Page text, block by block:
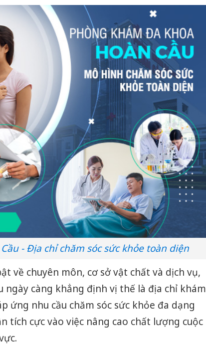
- Địa chỉ chăm sóc sức khỏe toàn diện
về chuyên môn, cơ sở vật chất và dịch vụ,
ngày càng khẳng định vị thế là địa chỉ khám
ứng nhu cầu chăm sóc sức khỏe đa dạng
tích cực vào việc nâng cao chất lượng cuộc